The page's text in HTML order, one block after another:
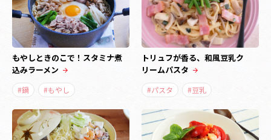
もやしときのこで！スタミナ煮
込みラーメン
#鍋 #もやし
トリュフが香る、和風豆乳ク
リームパスタ
#パスタ #豆乳